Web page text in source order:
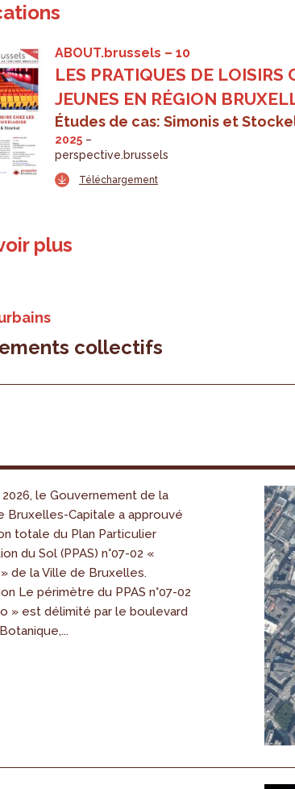
ABOUT.brussels 10
LES PRATIQUES DE LOISIRS
JEUNES EN RÉGION
Études de cas: Simonis et
2025
perspective.brussels
Téléchargement
plus
collectifs
2026, le Gouvernement de la
Bruxelles-Capitale a approuvé
totale du Plan Particulier
du Sol (PPAS) n°07-02 «
de la Ville de Bruxelles.
Le périmètre du PPAS n°07-02
» est délimité par le boulevard